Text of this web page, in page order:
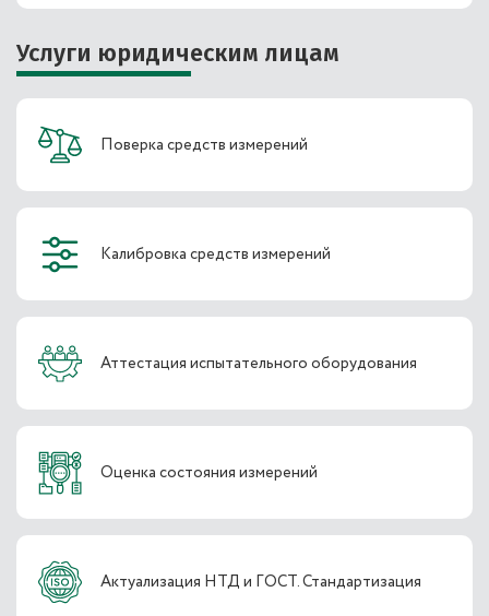
Услуги юридическим лицам
Поверка средств измерений
Калибровка средств измерений
Аттестация испытательного оборудования
Оценка состояния измерений
Актуализация НТД и ГОСТ. Стандартизация